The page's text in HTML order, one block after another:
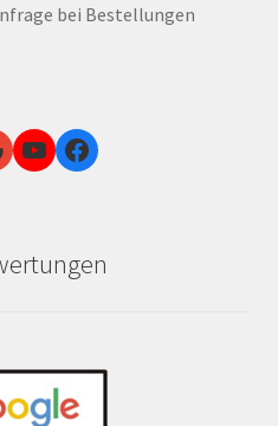
bei Bestellungen
FunShop Wien
YouTubeFacebook